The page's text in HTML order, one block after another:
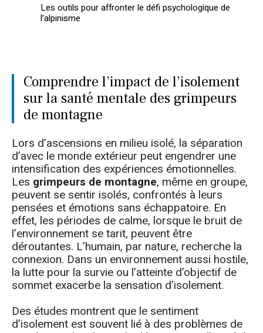
Les outils pour affronter le défi psychologique de
l’alpinisme
Comprendre l’impact de l’isolement
sur la santé mentale des grimpeurs
de montagne
Lors d’ascensions en milieu isolé, la séparation
d’avec le monde extérieur peut engendrer une
intensification des expériences émotionnelles.
Les grimpeurs de montagne, même en groupe,
peuvent se sentir isolés, confrontés à leurs
pensées et émotions sans échappatoire. En
effet, les périodes de calme, lorsque le bruit de
l’environnement se tarit, peuvent être
déroutantes. L’humain, par nature, recherche la
connexion. Dans un environnement aussi hostile,
la lutte pour la survie ou l’atteinte d’objectif de
sommet exacerbe la sensation d’isolement.
Des études montrent que le sentiment
d’isolement est souvent lié à des problèmes de